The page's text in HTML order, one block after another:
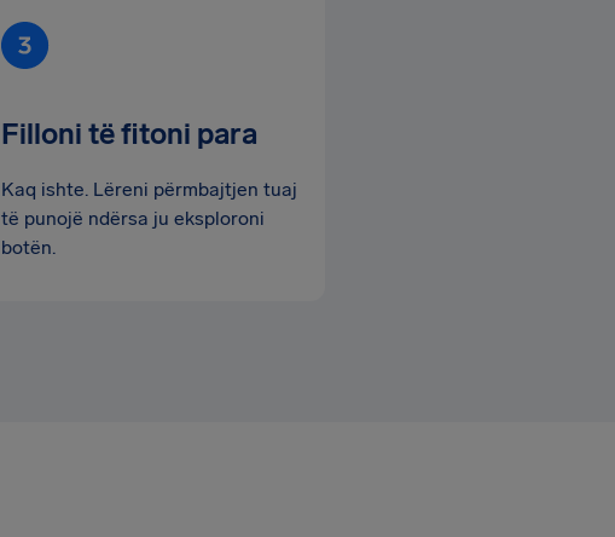
Filloni të fitoni para
Kaq ishte. Lëreni përmbajtjen tuaj
të punojë ndërsa ju eksploroni
botën.